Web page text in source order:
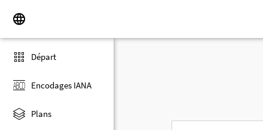
Départ
Encodages IANA
Plans